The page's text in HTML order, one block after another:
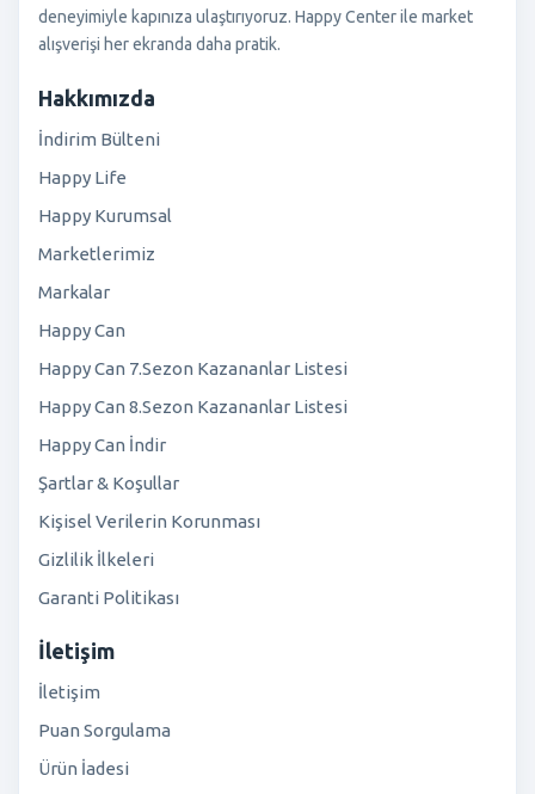
deneyimiyle kapınıza ulaştırıyoruz. Happy Center ile market
alışverişi her ekranda daha pratik.
Hakkımızda
İndirim Bülteni
Happy Life
Happy Kurumsal
Marketlerimiz
Markalar
Happy Can
Happy Can 7.Sezon Kazananlar Listesi
Happy Can 8.Sezon Kazananlar Listesi
Happy Can İndir
Şartlar & Koşullar
Kişisel Verilerin Korunması
Gizlilik İlkeleri
Garanti Politikası
İletişim
İletişim
Puan Sorgulama
Ürün İadesi